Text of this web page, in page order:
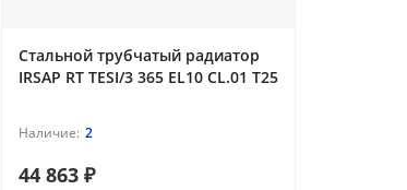
Стальной трубчатый радиатор
IRSAP RT TESI/3 365 EL10 CL.01 T25
2
44 863 ₽